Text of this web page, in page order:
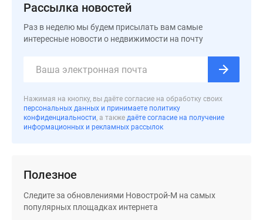
Рассылка новостей
Раз в неделю мы будем присылать вам самые
интересные новости о недвижимости на почту
Нажимая на кнопку, вы даёте согласие на обработку своих
персональных данных и принимаете политику
конфиденциальности, а также даёте согласие на получение
информационных и рекламных рассылок
Полезное
Следите за обновлениями Новострой-М на самых
популярных площадках интернета